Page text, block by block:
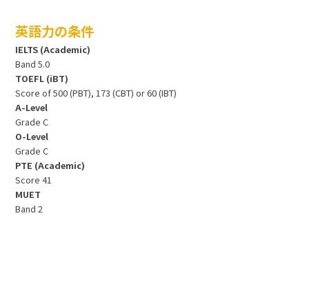
英語力の条件
IELTS (Academic)
Band 5.0
TOEFL (iBT)
Score of 500 (PBT), 173 (CBT) or 60 (IBT)
A-Level
Grade C
O-Level
Grade C
PTE (Academic)
Score 41
MUET
Band 2